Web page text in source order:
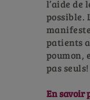
l’aide de
possible.
patients
poumon,
pas seuls!
En savoir